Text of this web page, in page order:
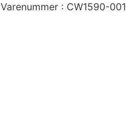
Varenummer CW1590-001